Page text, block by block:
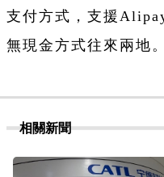
支付方式，支援
無現金方式往來兩地
相關新聞